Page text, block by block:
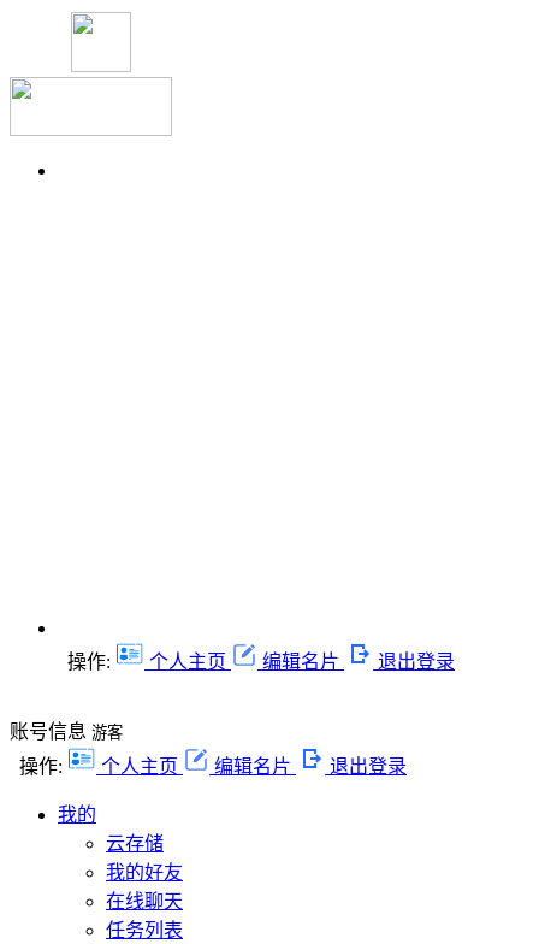
操作: 个人主页 编辑名片 退出登录
账号信息 游客
操作: 个人主页 编辑名片 退出登录
我的
云存储
我的好友
在线聊天
任务列表